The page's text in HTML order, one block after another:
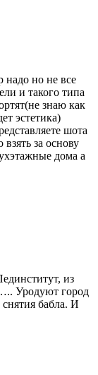
надо но не все
и такого типа
знаю как
эстетика)
шота
за основу
дома а
из
Уродуют город
бабла. И